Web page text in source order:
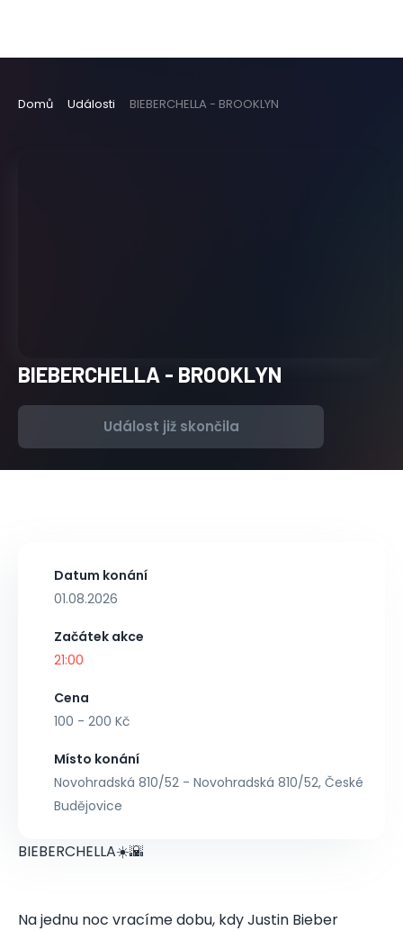
Domů Události BIEBERCHELLA - BROOKLYN
BIEBERCHELLA - BROOKLYN
Událost již skončila
Datum konání
01.08.2026
Začátek akce
21:00
Cena
100 - 200 Kč
Místo konání
Novohradská 810/52 - Novohradská 810/52, České
Budějovice
BIEBERCHELLA☀️🌇
Na jednu noc vracíme dobu, kdy Justin Bieber